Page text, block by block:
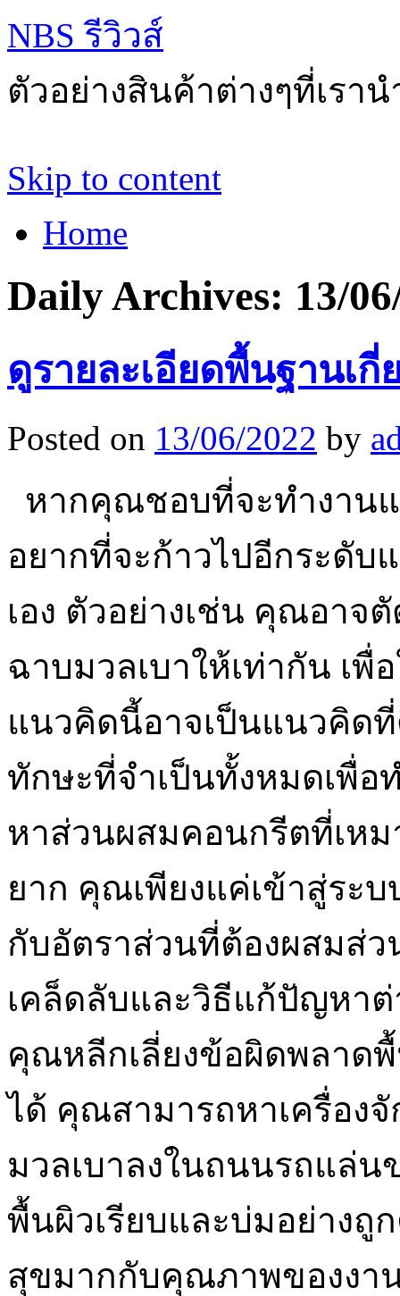
NBS รีวิวส์
ตัวอย่างสินค้าต่างๆที่เรา
Skip to content
Home
Daily Archives: 13/
ดูรายละเอียดพื้นฐานเ
Posted on 13/06/2022 by
หากคุณชอบที่จะทำงาน
อยากที่จะก้าวไปอีกระดับ
เอง ตัวอย่างเช่น คุณอา
ฉาบมวลเบาให้เท่ากัน เ
แนวคิดนี้อาจเป็นแนวคิด
ทักษะที่จำเป็นทั้งหมดเพื่อ
หาส่วนผสมคอนกรีตที่เห
ยาก คุณเพียงแค่เข้าสู่ระ
กับอัตราส่วนที่ต้องผสมส่
เคล็ดลับและวิธีแก้ปัญหา
คุณหลีกเลี่ยงข้อผิดพลาด
ได้ คุณสามารถหาเครื่อง
มวลเบาลงในถนนรถแล่
พื้นผิวเรียบและบ่มอย่างถู
สุขมากกับคุณภาพของงา